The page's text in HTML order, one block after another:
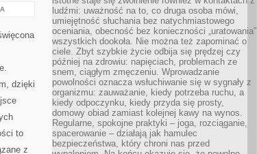
dzięki
to
z
ludźmi: uważność na to, co druga osoba mówi,
umiejętność słuchania bez natychmiastowego
oceniania, obecność bez konieczności „uratowania”
wszystkich dookoła. Nie można też zapominać o
ciele. Zbyt szybkie życie odbija się prędzej czy
później na zdrowiu: napięciach, problemach ze
snem, ciągłym zmęczeniu. Wprowadzanie
powolności oznacza wsłuchiwanie się w sygnały z
organizmu: zauważanie, kiedy potrzeba ruchu, a
kiedy odpoczynku, kiedy przyda się prosty,
domowy obiad zamiast kolejnej kawy na wynos.
Regularne, spokojne praktyki – joga, rozciąganie,
spacerowanie – działają jak hamulec
bezpieczeństwa, który chroni nas przed